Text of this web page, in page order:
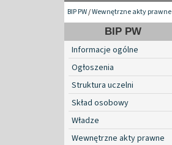
BIP PW/Wewnętrzne akty prawne
BIP PW
Informacje ogólne
Ogłoszenia
Struktura uczelni
Skład osobowy
Władze
Wewnętrzne akty prawne